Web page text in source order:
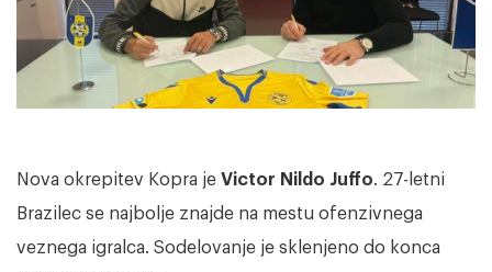
Nova okrepitev Kopra je Victor Nildo Juffo. 27-letni
Brazilec se najbolje znajde na mestu ofenzivnega
veznega igralca. Sodelovanje je sklenjeno do konca